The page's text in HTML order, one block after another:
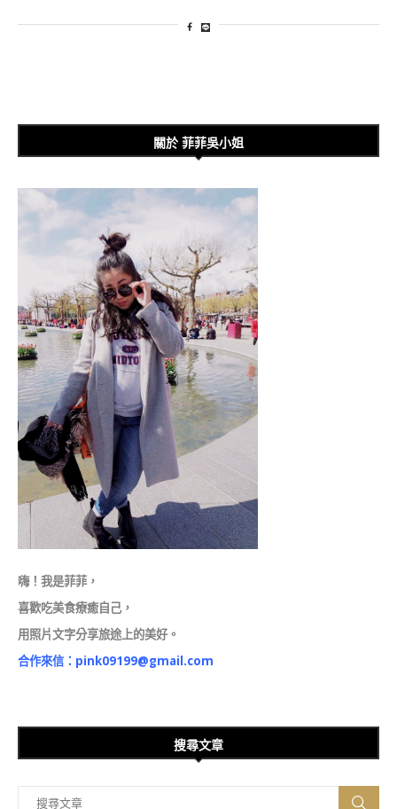
關於 菲菲吳小姐
嗨！我是菲菲，
喜歡吃美食療癒自己，
用照片文字分享旅途上的美好。
合作來信： pink09199@gmail.com
搜尋文章